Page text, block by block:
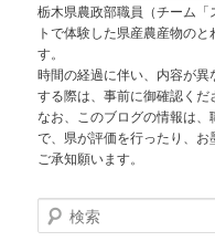
栃木県農政部職員（チーム
トで体験した県産農産物の
す。
時間の経過に伴い、内容が
する際は、事前に御確認くだ
なお、このブログの情報は
で、県が評価を行ったり、
ご承知願います。
検索